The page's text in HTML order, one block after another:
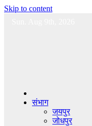
Skip to content
संभाग
जयपुर
जोधपुर